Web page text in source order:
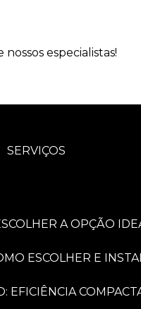
especialistas!
SERVIÇOS
A OPÇÃO
ESCOLHER E
EFICIÊNCIA